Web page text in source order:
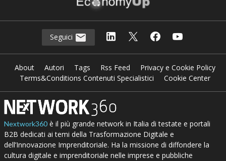
Seguici
About Autori Tags Rss Feed
Privacy e Cookie Policy
Terms&Conditions Contenuti Specialistici
Cookie Center
Nextwork360è il più grande network in Italia di testate e portali
B2B dedicati ai temi della Trasformazione Digitale e
dell’Innovazione Imprenditoriale. Ha la missione di diffondere la
cultura digitale e imprenditoriale nelle imprese e pubbliche